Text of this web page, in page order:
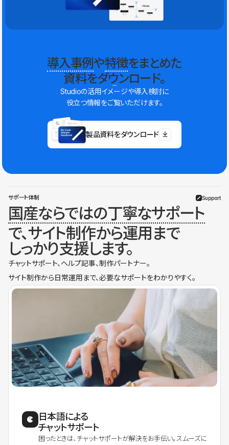
導入事例や特徴をまとめた
資料をダウンロード。
Studioの活用イメージや導入検討に
役立つ情報をご覧いただけます。
製品資料をダウンロード
サポート体制 Support
国産ならではの丁寧なサポート
で、サイト制作から運用まで
しっかり支援します。
チャットサポート、ヘルプ記事、制作パートナー。
サイト制作から日常運用まで、必要なサポートをわかりやすく。
日本語による
チャットサポート
困ったときは、チャットサポートが解決をお手伝い。スムーズに